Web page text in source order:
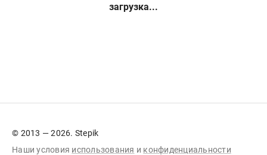
загрузка...
© 2013 — 2026. Stepik
Наши условия использования и конфиденциальности